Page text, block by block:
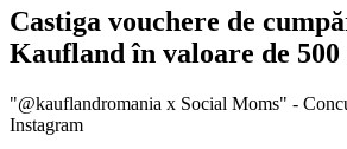
Castiga vouchere de
Kaufland în valoare de
"@kauflandromania x Social Moms" -
Instagram